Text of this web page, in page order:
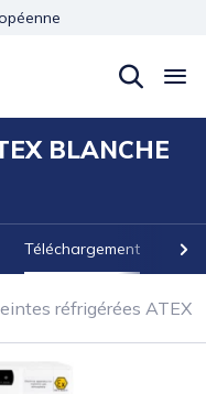
BLANCHE
Téléchargement
réfrigérées ATEX